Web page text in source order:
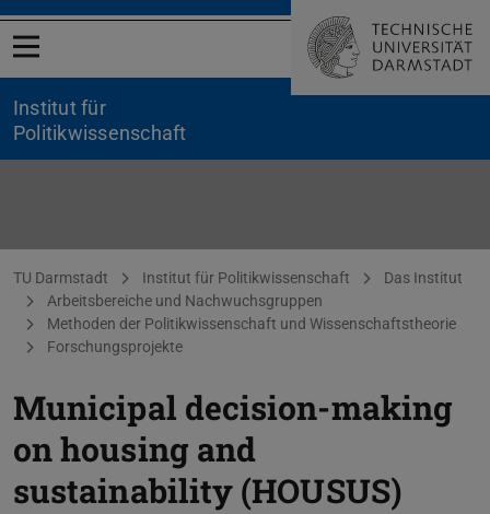
Menü öffnen
Institut für
Politikwissenschaft
Sie befinden sich hier:
TU Darmstadt Institut für Politikwissenschaft
Das Institut
Arbeitsbereiche und Nachwuchsgruppen
Methoden der Politikwissenschaft und Wissenschaftstheorie
Forschungsprojekte
Municipal decision-making
on housing and
sustainability (HOUSUS)